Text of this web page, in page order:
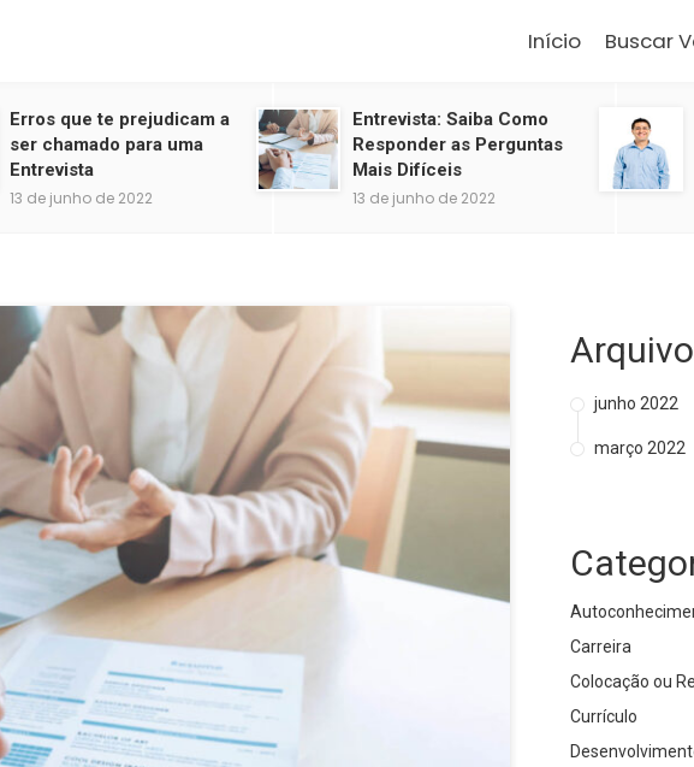
Início Buscar
Erros que te prejudicam a
ser chamado para uma
Entrevista
13 de junho de 2022
Entrevista: Saiba Como
Responder as Perguntas
Mais Difíceis
13 de junho de 2022
junho 2022
março 2022
Carreira
Colocação ou
Currículo